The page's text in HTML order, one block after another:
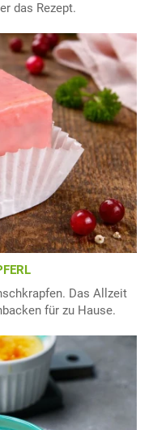
das Rezept.
Das Allzeit
für zu Hause.